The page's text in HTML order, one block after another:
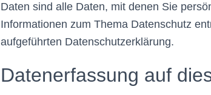
Daten sind alle Daten, mit denen Sie
Informationen zum Thema Datenschutz
aufgeführten Datenschutzerklärung.
Datenerfassung auf